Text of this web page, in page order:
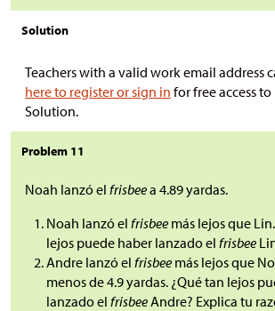
Solution
Teachers with a valid work email address
here to register or sign in for free access
Solution.
Problem 11
Noah lanzó el frisbeea 4.89 yardas.
Noah lanzó el frisbee más lejos que
lejos puede haber lanzado el frisbee
Andre lanzó el frisbee más lejos que
menos de 4.9 yardas. ¿Qué tan lejos
lanzado el frisbeeAndre? Explica tu